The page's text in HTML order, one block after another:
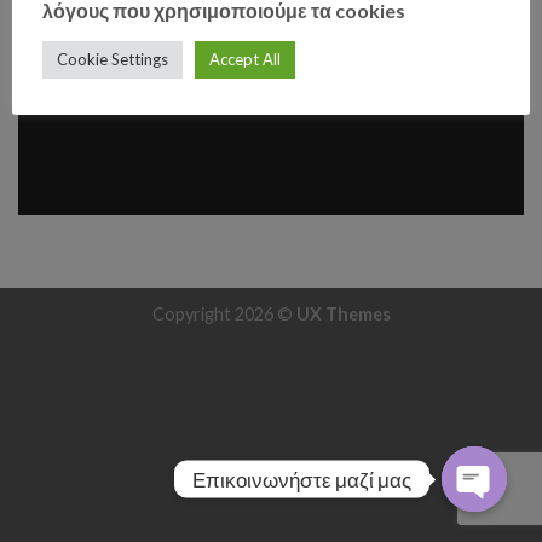
Κόστος συνεδρίας 100 € / ΏΡΑ
Copyright 2026 © UX Themes
λόγους που χρησιμοποιούμε τα cookies
Cookie Settings Accept All
Επικοινωνήστε μαζί μας
OPEN